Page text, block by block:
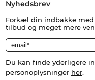
Nyhedsbrev
Forkæl din indbakke med
tilbud og meget mere
Du kan finde yderligere
personoplysninger her.